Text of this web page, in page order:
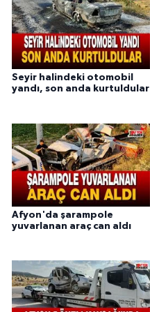
Seyir halindeki otomobil
yandı, son anda kurtuldular
Afyon'da şarampole
yuvarlanan araç can aldı